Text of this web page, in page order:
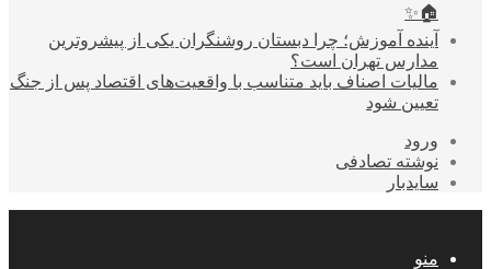
🏠✨
آینده آموزش؛ چرا دبستان روشنگران یکی از پیشروترین
مدارس تهران است؟
مالیات اصناف باید متناسب با واقعیت‌های اقتصاد پس از جنگ
تعیین شود
ورود
نوشته تصادفی
سایدبار
منو